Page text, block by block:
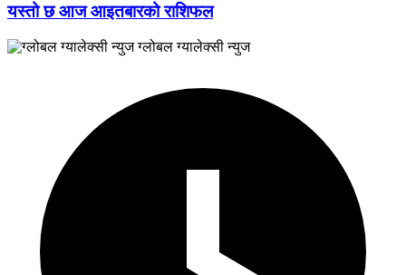
यस्तो छ आज आइतबारको राशिफल
ग्लोबल ग्यालेक्सी न्युज